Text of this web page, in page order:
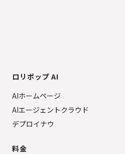
ロリポップ AI
AIホームページ
AIエージェントクラウド
デプロイナウ
料金